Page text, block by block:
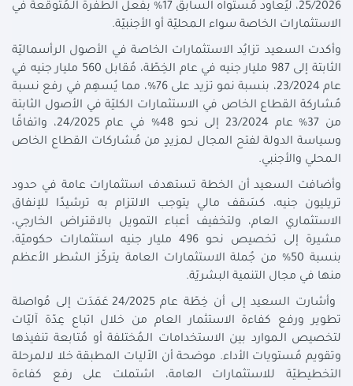
25/2026، ليُعاود مُستواه السابق 17% بفعل الطفرة الـمُتوقّعة في
الاستثمارات الخاصة سواء الـمحليّة أو الأجنبيّة.
وأكدت السعيد تزايُد الاستثمارات الخاصة في الأصول الرأسماليّة
الثابتة إلى 987 مليار جنيه في عام الخِطّة، مُقابل 560 مليار جنيه في
عام 23/2024، بنسبة نمو تزيد على 76%، مما يُسهِم في رفع نسبة
مُشاركة القطاع الخاص في الاستثمارات الكليّة في الأصول الثابتة
من 37% عام 23/2024 إلى نحو 48% في عام 24/2025، واتفاقًا
وسياسة الدولة لفتح المجال لـمزيدٍ من مُشاركات القطاع الخاص
الـمحلي والأجنبي.
وأضافت السعيد أن الخطة تستهدف استثمارات عامة في حدود
تريليون جنيه، كسَقف مالي يتوجب الالتزام به ترشيدًا للإنفاق
الاستثماري العام، ولتخفيف أعباء التمويل بالاقتراض الخارجي،
مشيرة إلى تخصيص نحو 496 مليار جنيه استثمارات حكوميّة،
بنسبة 50% من جُملة الاستثمارات العامة يتركّز الشطر الأعظم
منها في مجال التنمية البشريّة.
وأشارت السعيد إلى أن خِطّة عام 24/2025 عَمَدَت إلى مُواصلة
تطوير ورفع كفاءة الاستثمار العام من خلال اتباع عِدّة آليّات
لتخصيص الـموارد بين الاستخدامات الـمُختلفة أو مُتابعة تنفيذها
وتقويم مُستويات الأداء. موضحة أن الاّليات المطبقة خلا لالمرحلة
التخطيطيّة للاستثمارات العامة، اشتملت على رفع كفاءة